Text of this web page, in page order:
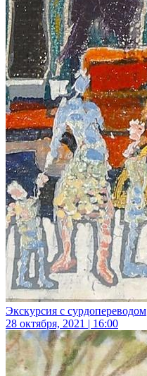
Экскурсия с сурдопереводом
28 октября, 2021 | 16:00